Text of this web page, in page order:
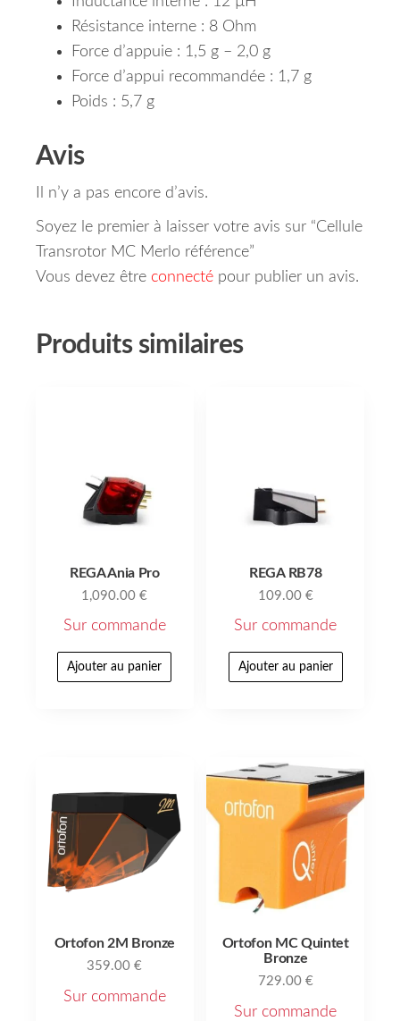
Résistance interne : 8 Ohm
Force d’appuie : 1,5 g – 2,0 g
Force d’appui recommandée : 1,7 g
Poids : 5,7 g
Avis
Il n’y a pas encore d’avis.
Soyez le premier à laisser votre avis sur “Cellule
Transrotor MC Merlo référence”
Vous devez être connecté pour publier un avis.
Produits similaires
REGA Ania Pro
1,090.00€
Sur commande
Ajouter au panier
REGA RB78
109.00 €
Sur commande
Ajouter au panier
Ortofon 2M Bronze
359.00€
Sur commande
Ortofon MC Quintet
Bronze
729.00 €
Sur commande